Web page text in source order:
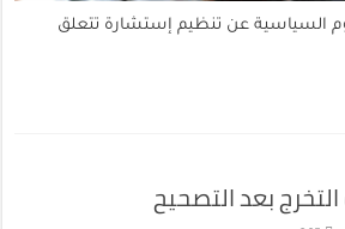
السياسية عن تنظيم إستشارة تتعلق
بعد التصحيح